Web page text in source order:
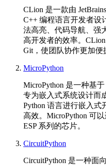
CLion 是一款由
C++ 编程语言开发者设
法高亮、代码导航、强
高开发者的效率。
Git，使团队协作更加便
MicroPython
MicroPython 是一种基
专为嵌入式系统设计而
Python 语言进行嵌入
高效。MicroPython 可
ESP 系列的芯片。
CircuitPython
CircuitPython 是一种面